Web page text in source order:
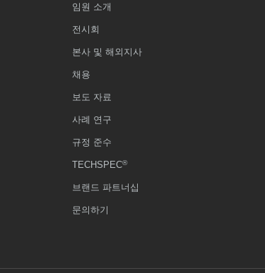
임원 소개
전시회
본사 및 해외지사
채용
보도 자료
사례 연구
규정 준수
TECHSPEC®
브랜드 파트너십
문의하기